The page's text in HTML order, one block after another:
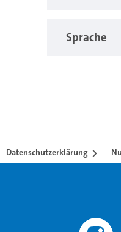
Sprache
Datenschutzerklärung